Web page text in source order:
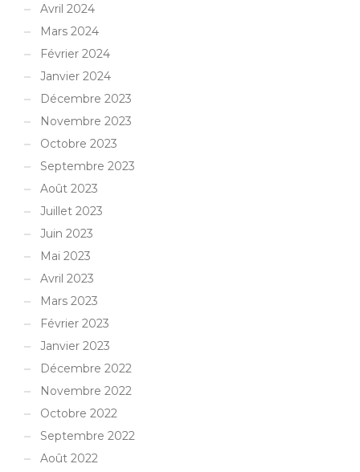
Avril 2024
Mars 2024
Février 2024
Janvier 2024
Décembre 2023
Novembre 2023
Octobre 2023
Septembre 2023
Août 2023
Juillet 2023
Juin 2023
Mai 2023
Avril 2023
Mars 2023
Février 2023
Janvier 2023
Décembre 2022
Novembre 2022
Octobre 2022
Septembre 2022
Août 2022